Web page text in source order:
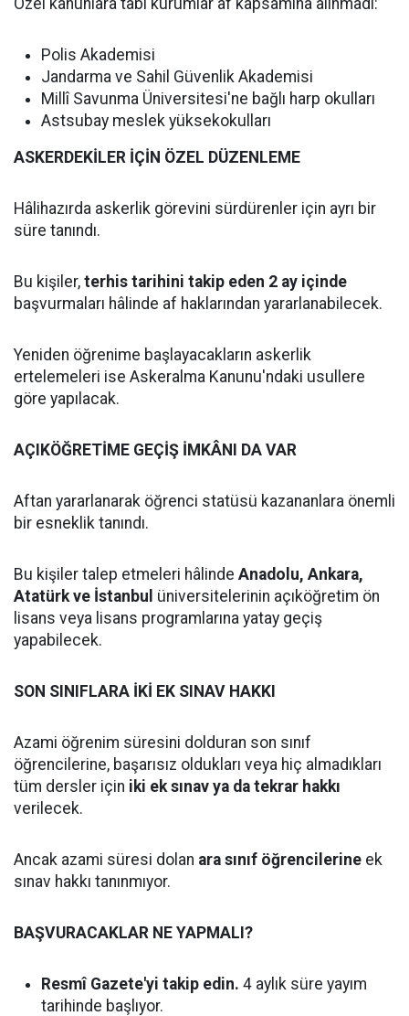
Polis Akademisi
Jandarma ve Sahil Güvenlik Akademisi
Millî Savunma Üniversitesi'ne bağlı harp okulları
Astsubay meslek yüksekokulları
ASKERDEKİLER İÇİN ÖZEL DÜZENLEME
Hâlihazırda askerlik görevini sürdürenler için ayrı bir
süre tanındı.
Bu kişiler, terhis tarihini takip eden 2 ay içinde
başvurmaları hâlinde af haklarından yararlanabilecek.
Yeniden öğrenime başlayacakların askerlik
ertelemeleri ise Askeralma Kanunu'ndaki usullere
göre yapılacak.
AÇIKÖĞRETİME GEÇİŞ İMKÂNI DA VAR
Aftan yararlanarak öğrenci statüsü kazananlara önemli
bir esneklik tanındı.
Bu kişiler talep etmeleri hâlinde Anadolu, Ankara,
Atatürk ve İstanbul üniversitelerinin açıköğretim ön
lisans veya lisans programlarına yatay geçiş
yapabilecek.
SON SINIFLARA İKİ EK SINAV HAKKI
Azami öğrenim süresini dolduran son sınıf
öğrencilerine, başarısız oldukları veya hiç almadıkları
tüm dersler için iki ek sınav ya da tekrar hakkı
verilecek.
Ancak azami süresi dolan ara sınıf öğrencilerine ek
sınav hakkı tanınmıyor.
BAŞVURACAKLAR NE YAPMALI?
Resmî Gazete'yi takip edin. 4 aylık süre yayım
tarihinde başlıyor.